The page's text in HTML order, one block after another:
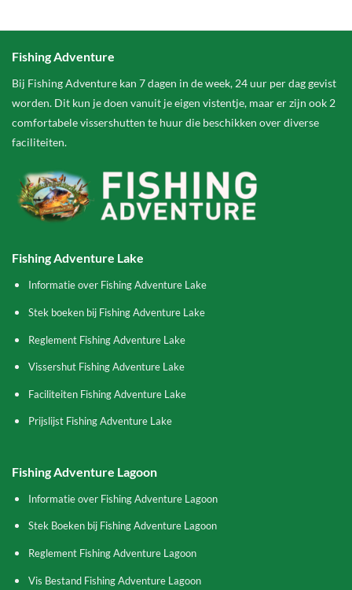
Fishing Adventure
Bij Fishing Adventure kan 7 dagen in de week, 24 uur per dag gevist
worden. Dit kun je doen vanuit je eigen vistentje, maar er zijn ook 2
comfortabele vissershutten te huur die beschikken over diverse
faciliteiten.
Fishing Adventure Lake
Informatie over Fishing Adventure Lake
Stek boeken bij Fishing Adventure Lake
Reglement Fishing Adventure Lake
Vissershut Fishing Adventure Lake
Faciliteiten Fishing Adventure Lake
Prijslijst Fishing Adventure Lake
Fishing Adventure Lagoon
Informatie over Fishing Adventure Lagoon
Stek Boeken bij Fishing Adventure Lagoon
Reglement Fishing Adventure Lagoon
Vis Bestand Fishing Adventure Lagoon